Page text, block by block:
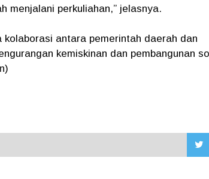
menjalani perkuliahan,” jelasnya.
antara pemerintah daerah dan
kemiskinan dan pembangunan